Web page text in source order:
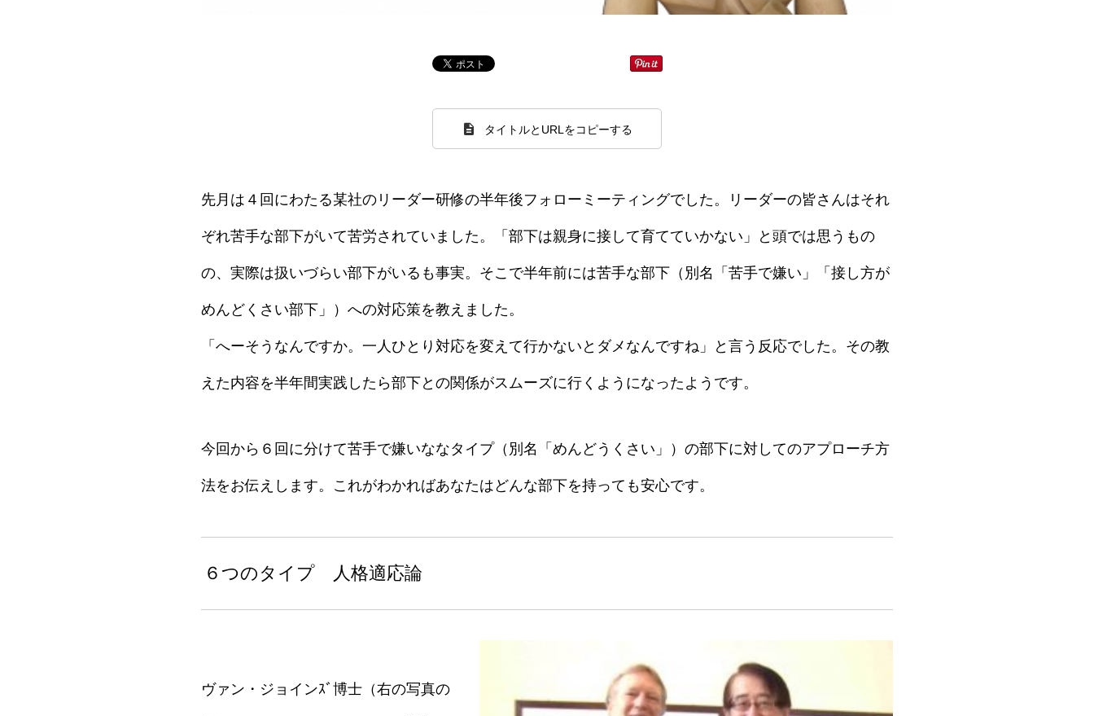
タイトルとURLをコピーする
先月は４回にわたる某社のリーダー研修の半年後フォローミーティングでした。リーダーの皆さんはそれ
ぞれ苦手な部下がいて苦労されていました。「部下は親身に接して育てていかない」と頭では思うもの
の、実際は扱いづらい部下がいるも事実。そこで半年前には苦手な部下（別名「苦手で嫌い」「接し方が
めんどくさい部下」）への対応策を教えました。
「へーそうなんですか。一人ひとり対応を変えて行かないとダメなんですね」と言う反応でした。その教
えた内容を半年間実践したら部下との関係がスムーズに行くようになったようです。
今回から６回に分けて苦手で嫌いななタイプ（別名「めんどうくさい」）の部下に対してのアプローチ方
法をお伝えします。これがわかればあなたはどんな部下を持っても安心です。
６つのタイプ 人格適応論
ヴァン・ジョインｽﾞ博士（右の写真の